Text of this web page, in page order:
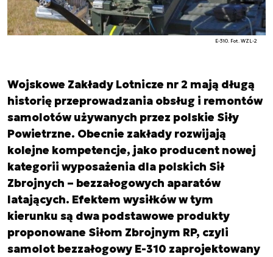
E-310. Fot. WZL-2
Wojskowe Zakłady Lotnicze nr 2 mają długą
historię przeprowadzania obsług i remontów
samolotów używanych przez polskie Siły
Powietrzne. Obecnie zakłady rozwijają
kolejne kompetencje, jako producent nowej
kategorii wyposażenia dla polskich Sił
Zbrojnych – bezzałogowych aparatów
latających. Efektem wysiłków w tym
kierunku są dwa podstawowe produkty
proponowane Siłom Zbrojnym RP, czyli
samolot bezzałogowy E-310 zaprojektowany